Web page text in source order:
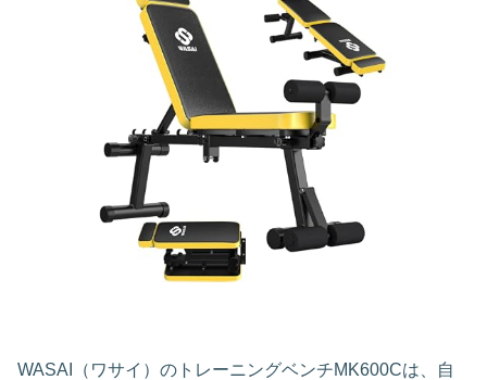
WASAI（ワサイ）のトレーニングベンチMK600Cは、自